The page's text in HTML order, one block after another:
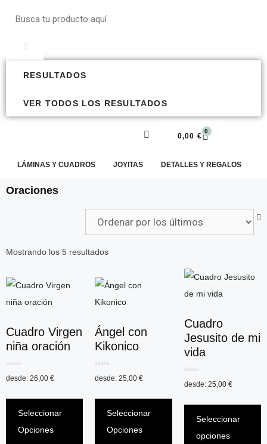
RESULTADOS
VER TODOS LOS RESULTADOS
0,00 €
0
LÁMINAS Y CUADROS JOYITAS DETALLES Y REGALOS
Oraciones
Mostrando los 5 resultados
Cuadro Virgen
niña oración
0
d
desde: 26,00 €
Seleccionar
Opciones
Ángel con
Kikonico
0
d
desde:25,00€
Seleccionar
Opciones
Cuadro
Jesusito de mi
vida
0
d
desde: 25,00 €
Seleccionar
opciones